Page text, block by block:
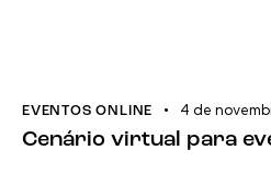
EVENTOS ONLINE 4 de
Cenário virtual para